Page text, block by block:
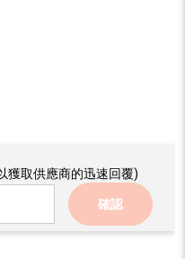
獲取供應商的迅速回覆)
確認